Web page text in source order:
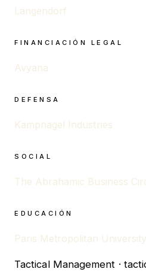
Langendorf
FINANCIACIÓN LEGAL
Avyana
DEFENSA
Kampnagel Industries
SOCIAL
The Abrahamic Business
EDUCACIÓN
Paris Metropolitan University
Tactical Management ·